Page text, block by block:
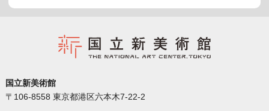
国立新美術館
〒106-8558 東京都港区六本木7-22-2